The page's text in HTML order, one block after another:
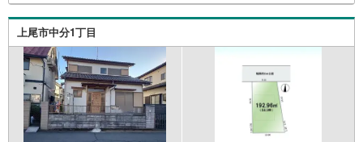
ほか、水害その他のハザード情報を提供しております。お
問い合わせ物件以外の提供も可能です。営業担当までお気
軽にご連絡ください。お問い合わせをお待ちしておりま
す。
上尾市中分1丁目